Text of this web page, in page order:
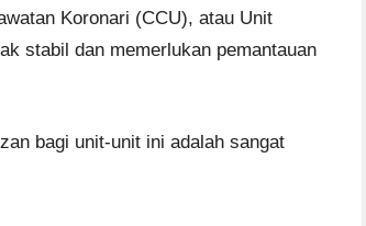
Koronari (CCU), atau Unit
stabil dan memerlukan pemantauan
bagi unit-unit ini adalah sangat